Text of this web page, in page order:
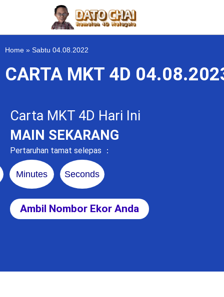
Home » Sabtu 04.08.2022
CARTA MKT 4D
Carta MKT 4D Hari Ini
MAIN SEKARANG
Pertaruhan tamat selepas ：
Minutes Seconds
Ambil Nombor Ekor Anda